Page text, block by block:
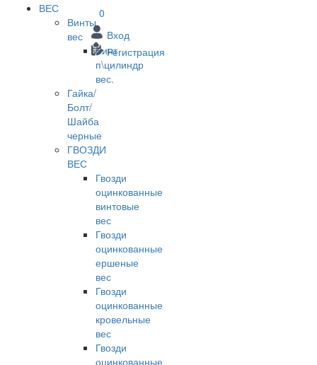
ВЕС
Винты
вес
Винт
п\цилиндр
вес.
Гайка/
Болт/
Шайба
черные
ГВОЗДИ
ВЕС
Гвозди
оцинкованные
винтовые
вес
Гвозди
оцинкованные
ершеные
вес
Гвозди
оцинкованные
кровельные
вес
Гвозди
оцинкованные
0
Вход
Регистрация